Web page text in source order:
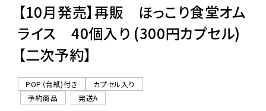
06-6282-7659
【10月発売】再販 ほっこり食堂オム
ライス 40個入り (300円カプセル)
【二次予約】
POP（台紙)付き
カプセル入り
予約商品
発送A